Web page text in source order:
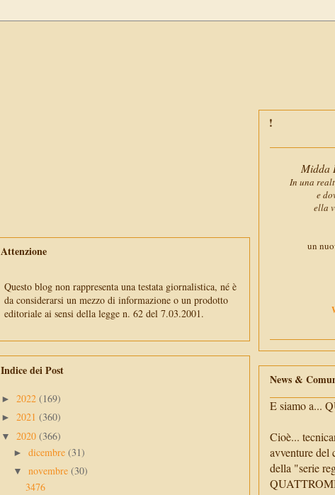
Midda
In una
e
ella
un
News &
E siamo a...
Cioè...
avventure del
della "serie
Attenzione
Questo blog non rappresenta una testata giornalistica, né è
da considerarsi un mezzo di informazione o un prodotto
editoriale ai sensi della legge n. 62 del 7.03.2001.
Indice dei Post
► 2022 (169)
► 2021 (360)
▼ 2020 (366)
► dicembre (31)
▼ novembre (30)
3476